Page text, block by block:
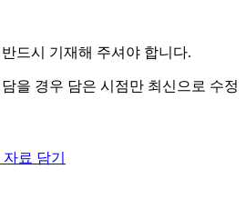
드시 기재해 주셔야 합니다.
을 경우 담은 시점만 최신으로 수정
료 담기